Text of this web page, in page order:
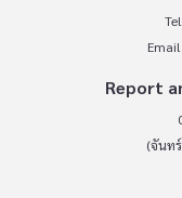
Email
Report
(จันท